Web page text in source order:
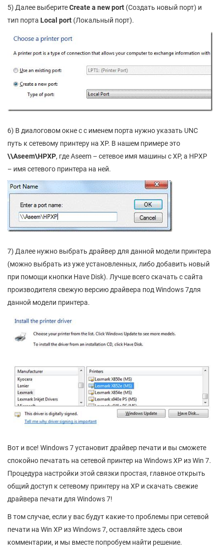
5) Далее выберитеCreatea newport (Создать новый порт) и
тип порта Local port (Локальный порт).
6) В диалоговом окне с с именем порта нужно указать UNC
путь к сетевому принтеру на XP. В нашем примере это
\\Aseem\HPXP, где Aseem – сетевое имя машины с XP, а HPXP
– имя сетевого принтера на ней.
7) Далее нужно выбрать драйвер для данной модели принтера
(можно выбрать из уже установленных, либо добавить новый
при помощи кнопки Have Disk). Лучше всего скачать с сайта
производителя свежую версию драйвера под Windows 7для
данной модели принтера.
Вот и все! Windows 7 установит драйвер печати и вы сможете
спокойно печатать на сетевой принтер на Windows XP из Win 7.
Процедура настройки этой связки простая, главное открыть
общий доступ к сетевому принтеру на XP и скачать свежие
драйвера печати для Windows 7!
В том случае, если у вас будут какие-то проблемы при сетевой
печати на Win XP из Windows 7, оставляйте здесь свои
комментарии, и мы вместе попробуем найти решение.